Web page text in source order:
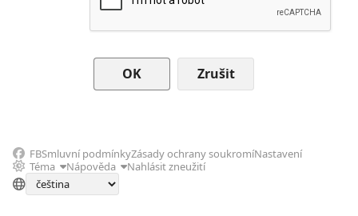
Zrušit
FBSmluvní podmínkyZásady ochrany soukromíNastavení
Téma
Nápověda Nahlásit zneužití